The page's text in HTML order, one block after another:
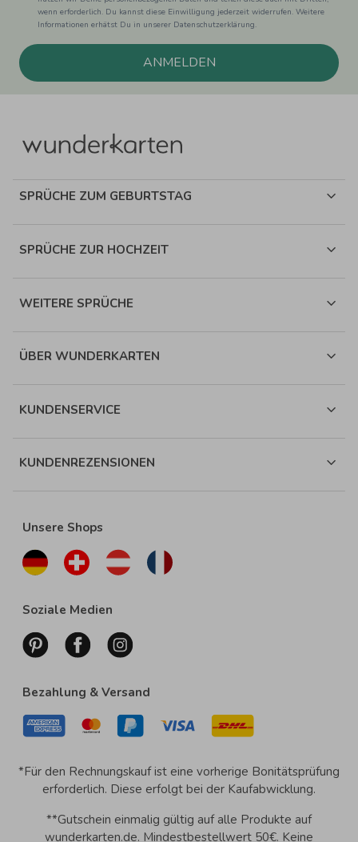
wenn erforderlich. Du kannst diese Einwilligung jederzeit widerrufen. Weitere
Informationen erhätst Du in unserer Datenschutzerklärung.
ANMELDEN
SPRÜCHE ZUM GEBURTSTAG
SPRÜCHE ZUR HOCHZEIT
WEITERE SPRÜCHE
ÜBER WUNDERKARTEN
KUNDENSERVICE
KUNDENREZENSIONEN
Unsere Shops
Soziale Medien
Bezahlung & Versand
*Für den Rechnungskauf ist eine vorherige Bonitätsprüfung
erforderlich. Diese erfolgt bei der Kaufabwicklung.
**Gutschein einmalig gültig auf alle Produkte auf
wunderkarten.de. Mindestbestellwert 50€. Keine